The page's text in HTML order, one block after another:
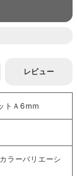
レビュー
トＡ6mm
ラーバリエーシ